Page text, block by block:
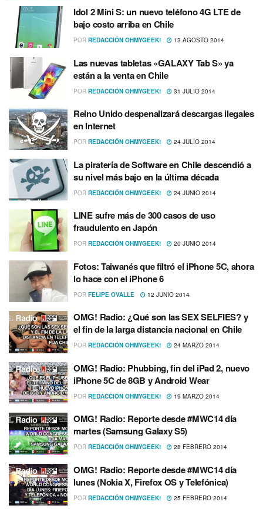
Idol 2 Mini S: un nuevo teléfono 4G LTE de
bajo costo arriba en Chile
POR REDACCIÓN OHMYGEEK! 13 AGOSTO 2014
Las nuevas tabletas «GALAXY Tab S» ya
están a la venta en Chile
POR REDACCIÓN OHMYGEEK! 31 JULIO 2014
Reino Unido despenalizará descargas ilegales
en Internet
POR REDACCIÓN OHMYGEEK! 24 JULIO 2014
La piraterí­a de Software en Chile descendió a
su nivel más bajo en la última década
POR REDACCIÓN OHMYGEEK! 24 JUNIO 2014
LINE sufre más de 300 casos de uso
fraudulento en Japón
POR REDACCIÓN OHMYGEEK! 20 JUNIO 2014
Fotos: Taiwanés que filtró el iPhone 5C, ahora
lo hace con el iPhone 6
POR FELIPE OVALLE 12 JUNIO 2014
OMG! Radio: ¿Qué son las SEX SELFIES? y
el fin de la larga distancia nacional en Chile
POR REDACCIÓN OHMYGEEK! 24 MARZO 2014
OMG! Radio: Phubbing, fin del iPad 2, nuevo
iPhone 5C de 8GB y Android Wear
POR REDACCIÓN OHMYGEEK! 19 MARZO 2014
OMG! Radio: Reporte desde #MWC14 dí­a
martes (Samsung Galaxy S5)
POR REDACCIÓN OHMYGEEK! 28 FEBRERO 2014
OMG! Radio: Reporte desde #MWC14 dí­a
lunes (Nokia X, Firefox OS y Telefónica)
POR REDACCIÓN OHMYGEEK! 25 FEBRERO 2014